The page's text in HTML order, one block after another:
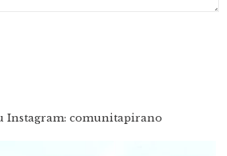
Instagram: comunitapirano